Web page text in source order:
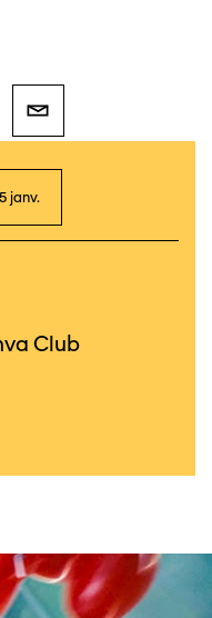
janv.
Club